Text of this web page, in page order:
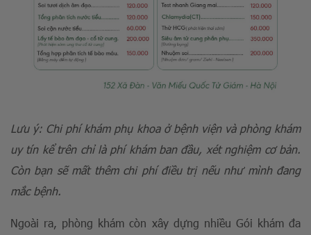
Lưu ý: Chi phí khám phụ khoa ở bệnh viện và phòng khám
uy tín kể trên chỉ là phí khám ban đầu, xét nghiệm cơ bản.
Còn bạn sẽ mất thêm chi phí điều trị nếu như mình đang
mắc bệnh.
Ngoài ra, phòng khám còn xây dựng nhiều Gói khám đa